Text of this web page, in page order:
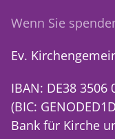
Wenn Sie
Ev.
IBAN: DE38 3506
(BIC:
Bank für Kirche